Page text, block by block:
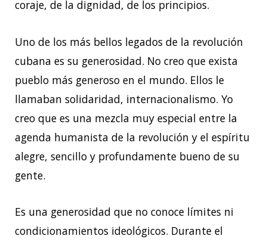
coraje, de la dignidad, de los principios.
Uno de los más bellos legados de la revolución
cubana es su generosidad. No creo que exista
pueblo más generoso en el mundo. Ellos le
llamaban solidaridad, internacionalismo. Yo
creo que es una mezcla muy especial entre la
agenda humanista de la revolución y el espíritu
alegre, sencillo y profundamente bueno de su
gente.
Es una generosidad que no conoce límites ni
condicionamientos ideológicos. Durante el